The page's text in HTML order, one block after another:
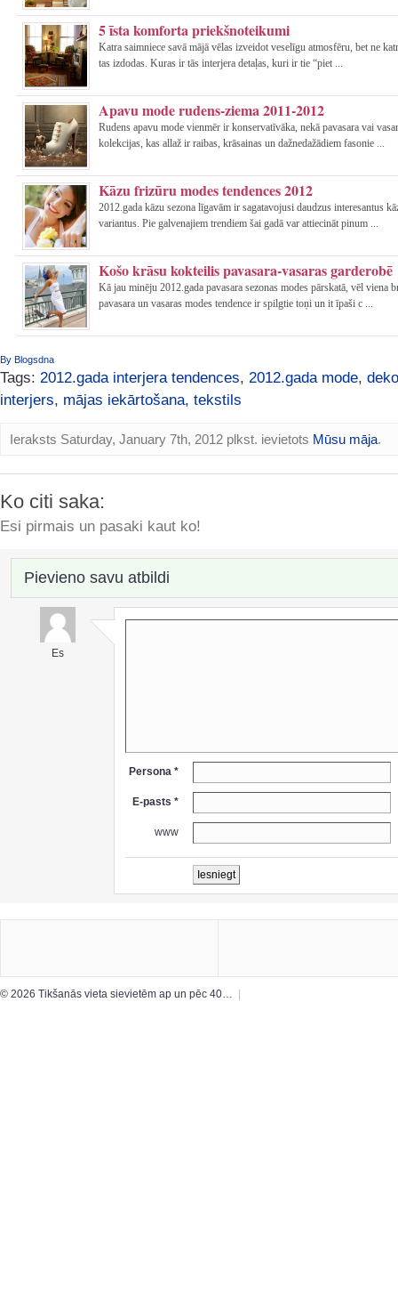
5 īsta komforta priekšnoteikumi
Katra saimniece savā mājā vēlas izveidot veselīgu atmosfēru, bet ne
tas izdodas. Kuras ir tās interjera detaļas, kuri ir tie “piet ...
Apavu mode rudens-ziema 2011-2012
Rudens apavu mode vienmēr ir konservatīvāka, nekā pavasara vai
kolekcijas, kas allaž ir raibas, krāsainas un dažnedažādiem fasonie ...
Kāzu frizūru modes tendences 2012
2012.gada kāzu sezona līgavām ir sagatavojusi daudzus interesantus
variantus. Pie galvenajiem trendiem šai gadā var attiecināt pinum ...
Košo krāsu kokteilis pavasara-vasaras garderobē
Kā jau minēju 2012.gada pavasara sezonas modes pārskatā, vēl viena
pavasara un vasaras modes tendence ir spilgtie toņi un it īpaši c ...
By Blogsdna
Tags: 2012.gada interjera tendences, 2012.gada mode,
interjers, mājas iekārtošana, tekstils
Ieraksts Saturday, January 7th, 2012 plkst. ievietots Mūsu māja.
Ko citi saka:
Esi pirmais un pasaki kaut ko!
Pievieno savu atbildi
Es
Persona *
E-pasts *
www
© 2026 Tikšanās vieta sievietēm ap un pēc 40…